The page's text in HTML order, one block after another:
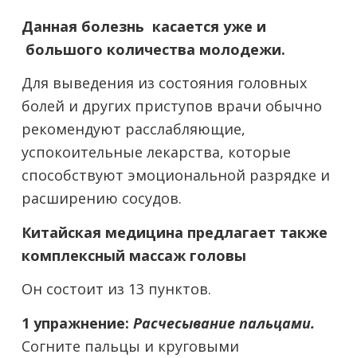
Данная болезнь касается уже и
большого количества молодежи.
Для выведения из состояния головных
болей и других приступов врачи обычно
рекомендуют расслабляющие,
успокоительные лекарства, которые
способствуют эмоциональной разрядке и
расширению сосудов.
Китайская медицина предлагает также
комплексный массаж головы
Он состоит из 13 пунктов.
1 упражнение: Расчесывание пальцами.
Согните пальцы и круговыми